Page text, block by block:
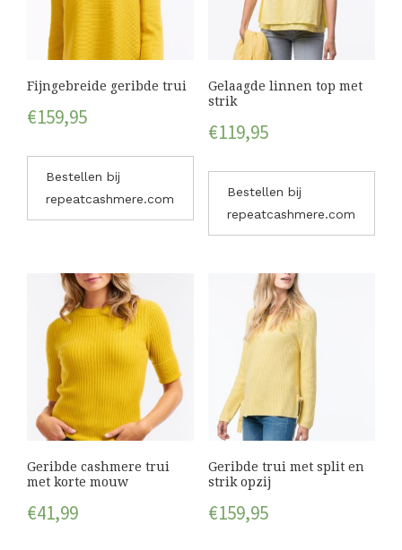
Fijngebreide geribde trui
€159,95
Bestellen bij
repeatcashmere.com
Gelaagde linnen top met
strik
€119,95
Bestellen bij
repeatcashmere.com
Geribde cashmere trui
met korte mouw
€41,99
Geribde trui met split en
strik opzij
€159,95